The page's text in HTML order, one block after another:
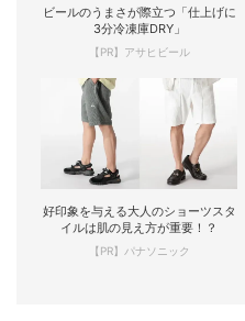
ビールのうまさが際立つ「仕上げに
3分冷凍庫DRY」
【PR】アサヒビール
好印象を与える大人のショーツスタ
イルは肌の見え方が重要！？
【PR】パナソニック